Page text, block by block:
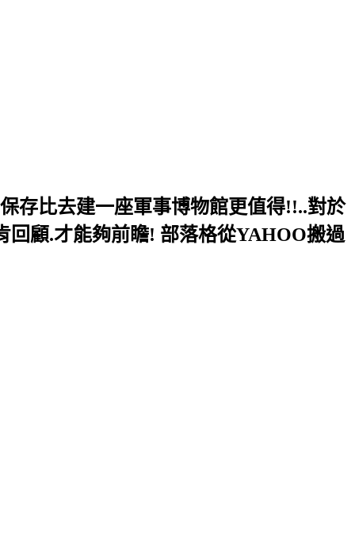
存比去建一座軍事博物館更值得!!..對於
回顧.才能夠前瞻! 部落格從YAHOO搬過